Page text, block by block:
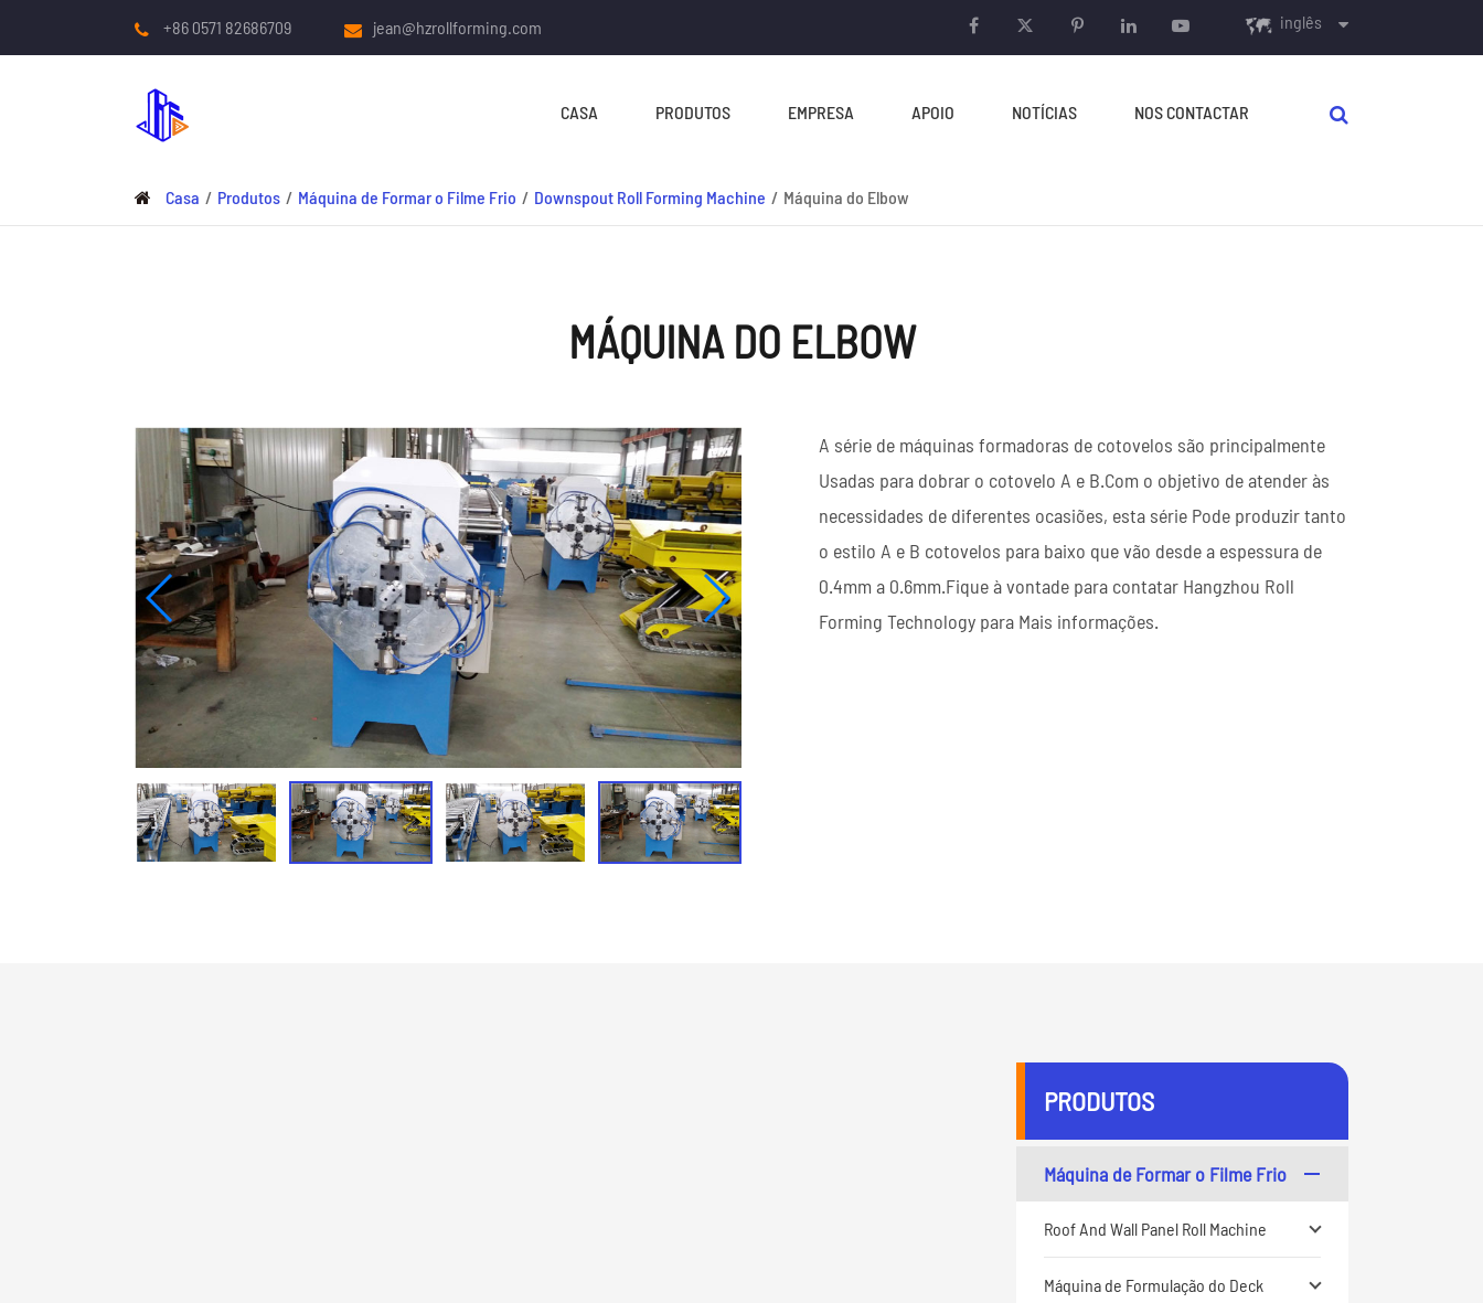
+86 0571 82686709 jean@hzrollforming.com inglês
CASA PRODUTOS
Roof And Wall Panel Roll Machine
Máquina de Formulação do Deck Metal
C/U/Z/M Purlin Roll Machine
Downspout Roll Forming Machine
Máquina de Formar Rolamentos de
Guarda
Máquina de Formulário de Porta de
Lançamento Rolando
Ler Mais
Linha do Moinho do Tubo
Linha do Moinho de Tubos Quadrados
Directos
High Frequency ERW Pipe Mill Line
Linha do Moinho do Grande Tamanho
Moinho de tubos espirais de diâmetro
Grande
Linha do Moinho do Tubo de Alta
Velocidade
Ler Mais
Decoradores
Máquina de Curar
Actualização de Moedas
Linha de separação
Cortar para Comprimento Linha
Piloto vertical
EMPRESA APOIO NOTÍCIAS NOS CONTACTAR
Casa Produtos Máquina de Formar o Filme Frio Downspout Roll Forming Machine Máquina do Elbow
MÁQUINA DO ELBOW
A série de máquinas formadoras de cotovelos são principalmente
Usadas para dobrar o cotovelo A e B.Com o objetivo de atender às
necessidades de diferentes ocasiões, esta série Pode produzir tanto
o estilo A e B cotovelos para baixo que vão desde a espessura de
0.4mm a 0.6mm.Fique à vontade para contatar Hangzhou Roll
Forming Technology para Mais informações.
PRODUTOS
Máquina de Formar o Filme Frio
Roof And Wall Panel Roll Machine
Máquina de Formulação do Deck